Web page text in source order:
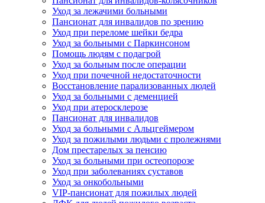
Уход за лежачими больными
Пансионат для инвалидов по зрению
Уход при переломе шейки бедра
Уход за больными с Паркинсоном
Помощь людям с подагрой
Уход за больным после операции
Уход при почечной недостаточности
Восстановление парализованных людей
Уход за больными с деменцией
Уход при атеросклерозе
Пансионат для инвалидов
Уход за больными с Альцгеймером
Уход за пожилыми людьми с пролежнями
Дом престарелых за пенсию
Уход за больными при остеопорозе
Уход при заболеваниях суставов
Уход за онкобольными
VIP-пансионат для пожилых людей